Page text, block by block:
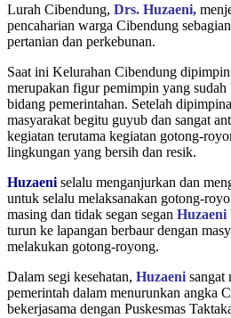
Lurah Cibendung, Drs. Huzaeni,
pencaharian warga Cibendung
pertanian dan perkebunan.
Saat ini Kelurahan Cibendung
merupakan figur pemimpin yang sudah
bidang pemerintahan. Setelah
masyarakat begitu guyub dan sangat
kegiatan terutama kegiatan gotong-
lingkungan yang bersih dan resik.
Huzaeni selalu menganjurkan dan
untuk selalu melaksanakan gotong-
masing dan tidak segan segan Huzaeni
turun ke lapangan berbaur dengan
melakukan gotong-royong.
Dalam segi kesehatan, Huzaeni sangat
pemerintah dalam menurunkan angka
bekerjasama dengan Puskesmas